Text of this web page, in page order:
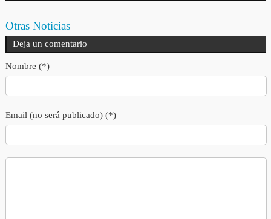
Otras Noticias
Deja un comentario
Nombre (*)
Email (no será publicado) (*)